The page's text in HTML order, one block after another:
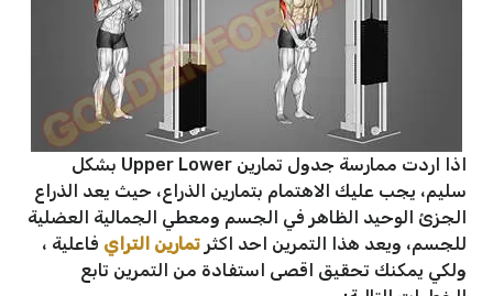
اذا اردت ممارسة جدول تمارين Upper Lower بشكل
سليم، يجب عليك الاهتمام بتمارين الذراع، حيث يعد الذراع
الجزئ الوحيد الظاهر في الجسم ومعطي الجمالية العضلية
للجسم، ويعد هذا التمرين احد اكثر تمارين التراي فاعلية ،
ولكي يمكنك تحقيق اقصى استفادة من التمرين تابع